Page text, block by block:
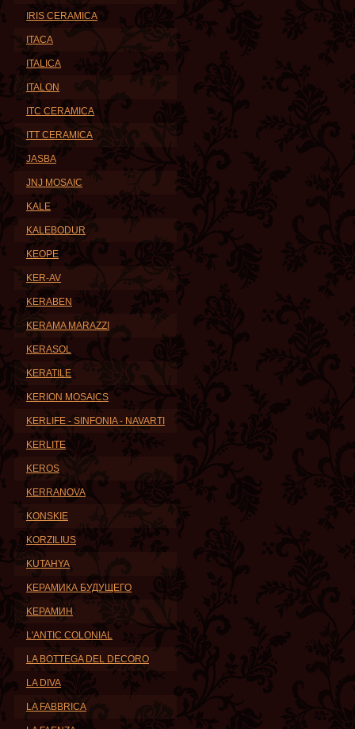
IRIS CERAMICA
ITACA
ITALICA
ITALON
ITC CERAMICA
ITT CERAMICA
JASBA
JNJ MOSAIC
KALE
KALEBODUR
KEOPE
KER-AV
KERABEN
KERAMA MARAZZI
KERASOL
KERATILE
KERION MOSAICS
KERLIFE - SINFONIA - NAVARTI
KERLITE
KEROS
KERRANOVA
KONSKIE
KORZILIUS
KUTAHYA
KЕРАМИКА БУДУЩЕГО
KЕРАМИН
L'ANTIC COLONIAL
LA BOTTEGA DEL DECORO
LA DIVA
LA FABBRICA